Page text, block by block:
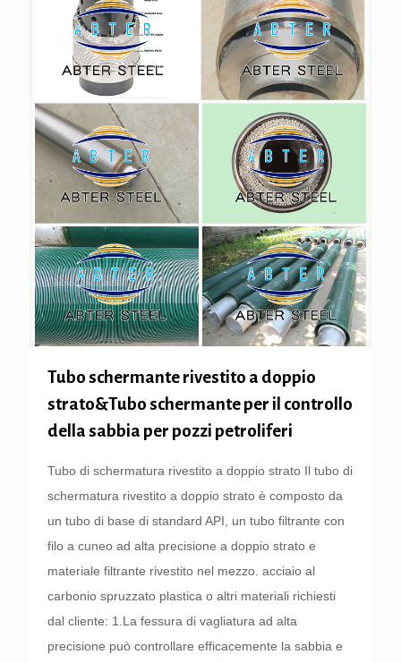
Tubo schermante rivestito a doppio
strato&Tubo schermante per il controllo
della sabbia per pozzi petroliferi
Tubo di schermatura rivestito a doppio strato Il tubo di
schermatura rivestito a doppio strato è composto da
un tubo di base di standard API, un tubo filtrante con
filo a cuneo ad alta precisione a doppio strato e
materiale filtrante rivestito nel mezzo. acciaio al
carbonio spruzzato plastica o altri materiali richiesti
dal cliente: 1.La fessura di vagliatura ad alta
precisione può controllare efficacemente la sabbia e